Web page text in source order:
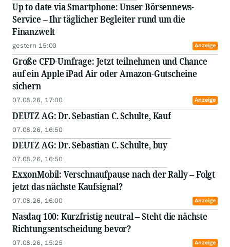
Up to date via Smartphone: Unser Börsennews-
Service – Ihr täglicher Begleiter rund um die
Finanzwelt
gestern 15:00 Anzeige
Große CFD-Umfrage: Jetzt teilnehmen und Chance
auf ein Apple iPad Air oder Amazon-Gutscheine
sichern
07.08.26, 17:00 Anzeige
DEUTZ AG: Dr. Sebastian C. Schulte, Kauf
07.08.26, 16:50
DEUTZ AG: Dr. Sebastian C. Schulte, buy
07.08.26, 16:50
ExxonMobil: Verschnaufpause nach der Rally – Folgt
jetzt das nächste Kaufsignal?
07.08.26, 16:00 Anzeige
Nasdaq 100: Kurzfristig neutral – Steht die nächste
Richtungsentscheidung bevor?
07.08.26, 15:25 Anzeige